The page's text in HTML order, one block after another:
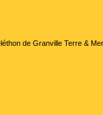
de Granville Terre &